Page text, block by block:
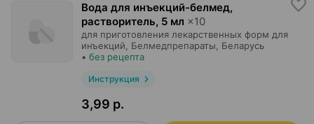
Вода для инъекций-белмед,
растворитель, 5 мл ×10
для приготовления лекарственных форм для
инъекций, Белмедпрепараты, Беларусь
• без рецепта
Инструкция
3,99 р.